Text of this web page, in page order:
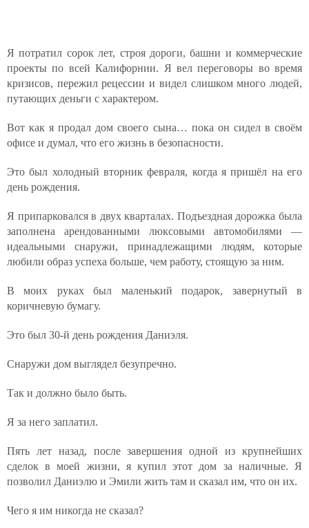
Я потратил сорок лет, строя дороги, башни и коммерческие
проекты по всей Калифорнии. Я вел переговоры во время
кризисов, пережил рецессии и видел слишком много людей,
путающих деньги с характером.
Вот как я продал дом своего сына… пока он сидел в своём
офисе и думал, что его жизнь в безопасности.
Это был холодный вторник февраля, когда я пришёл на его
день рождения.
Я припарковался в двух кварталах. Подъездная дорожка была
заполнена арендованными люксовыми автомобилями —
идеальными снаружи, принадлежащими людям, которые
любили образ успеха больше, чем работу, стоящую за ним.
В моих руках был маленький подарок, завернутый в
коричневую бумагу.
Это был 30-й день рождения Даниэля.
Снаружи дом выглядел безупречно.
Так и должно было быть.
Я за него заплатил.
Пять лет назад, после завершения одной из крупнейших
сделок в моей жизни, я купил этот дом за наличные. Я
позволил Даниэлю и Эмили жить там и сказал им, что он их.
Чего я им никогда не сказал?